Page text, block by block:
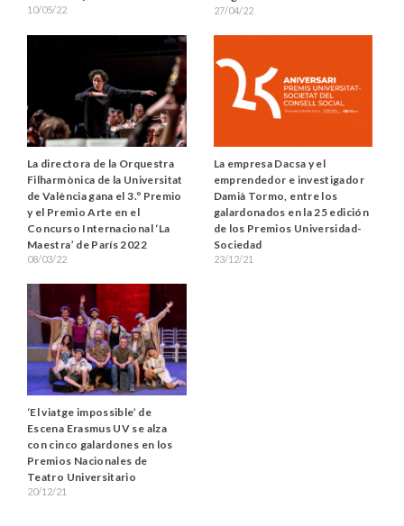
10/05/22 27/04/22
La directora de la Orquestra
Filharmònica de la Universitat
de València gana el 3.º Premio
y el Premio Arte en el
Concurso Internacional ‘La
Maestra’ de París 2022
08/03/22
La empresa Dacsa y el
emprendedor e investigador
Damià Tormo, entre los
galardonados en la 25 edición
de los Premios Universidad-
Sociedad
23/12/21
‘El viatge impossible’ de
Escena Erasmus UV se alza
con cinco galardones en los
Premios Nacionales de
Teatro Universitario
20/12/21